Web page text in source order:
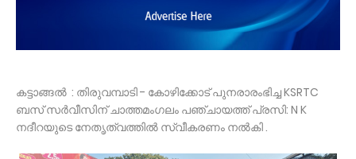
കട്ടാങ്ങൽ : തിരുവമ്പാടി - കോഴിക്കോട് പുനരാരംഭിച്ച KSRTC
ബസ് സർവീസിന് ചാത്തമംഗലം പഞ്ചായത്ത് പ്രസി: N K
നദീറയുടെ നേതൃത്വത്തിൽ സ്വീകരണം നൽകി .